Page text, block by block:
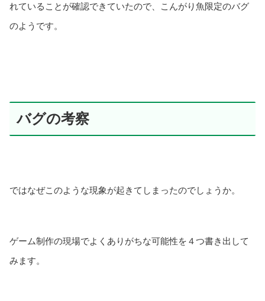
れていることが確認できていたので、こんがり魚限定のバグ
のようです。
バグの考察
ではなぜこのような現象が起きてしまったのでしょうか。
ゲーム制作の現場でよくありがちな可能性を４つ書き出して
みます。